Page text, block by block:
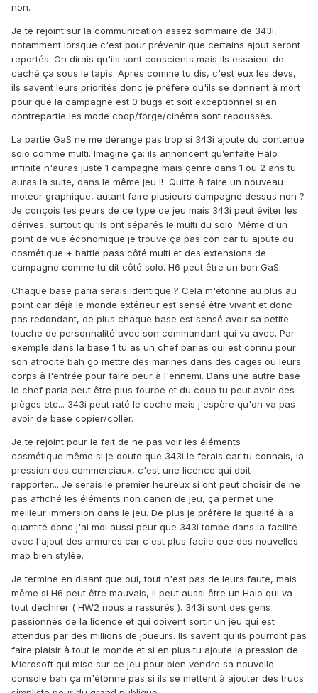
non.
Je te rejoint sur la communication assez sommaire de 343i,
notamment lorsque c'est pour prévenir que certains ajout seront
reportés. On dirais qu'ils sont conscients mais ils essaient de
caché ça sous le tapis. Après comme tu dis, c'est eux les devs,
ils savent leurs priorités donc je préfère qu'ils se donnent à mort
pour que la campagne est 0 bugs et soit exceptionnel si en
contrepartie les mode coop/forge/cinéma sont repoussés.
La partie GaS ne me dérange pas trop si 343i ajoute du contenue
solo comme multi. Imagine ça: ils annoncent qu’enfaîte Halo
infinite n'auras juste 1 campagne mais genre dans 1 ou 2 ans tu
auras la suite, dans le même jeu !! Quitte à faire un nouveau
moteur graphique, autant faire plusieurs campagne dessus non ?
Je conçois tes peurs de ce type de jeu mais 343i peut éviter les
dérives, surtout qu'ils ont séparés le multi du solo. Même d'un
point de vue économique je trouve ça pas con car tu ajoute du
cosmétique + battle pass côté multi et des extensions de
campagne comme tu dit côté solo. H6 peut être un bon GaS.
Chaque base paria serais identique ? Cela m'étonne au plus au
point car déjà le monde extérieur est sensé être vivant et donc
pas redondant, de plus chaque base est sensé avoir sa petite
touche de personnalité avec son commandant qui va avec. Par
exemple dans la base 1 tu as un chef parias qui est connu pour
son atrocité bah go mettre des marines dans des cages ou leurs
corps à l'entrée pour faire peur à l'ennemi. Dans une autre base
le chef paria peut être plus fourbe et du coup tu peut avoir des
pièges etc... 343i peut raté le coche mais j'espère qu'on va pas
avoir de base copier/coller.
Je te rejoint pour le fait de ne pas voir les éléments
cosmétique même si je doute que 343i le ferais car tu connais, la
pression des commerciaux, c'est une licence qui doit
rapporter... Je serais le premier heureux si ont peut choisir de ne
pas affiché les éléments non canon de jeu, ça permet une
meilleur immersion dans le jeu. De plus je préfère la qualité à la
quantité donc j'ai moi aussi peur que 343i tombe dans la facilité
avec l'ajout des armures car c'est plus facile que des nouvelles
map bien stylée.
Je termine en disant que oui, tout n'est pas de leurs faute, mais
même si H6 peut être mauvais, il peut aussi être un Halo qui va
tout déchirer ( HW2 nous a rassurés ). 343i sont des gens
passionnés de la licence et qui doivent sortir un jeu qui est
attendus par des millions de joueurs. Ils savent qu'ils pourront pas
faire plaisir à tout le monde et si en plus tu ajoute la pression de
Microsoft qui mise sur ce jeu pour bien vendre sa nouvelle
console bah ça m'étonne pas si ils se mettent à ajouter des trucs